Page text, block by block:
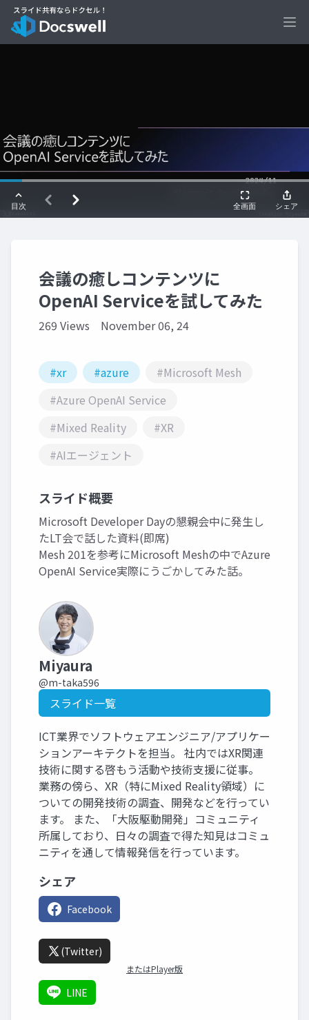
会議の癒しコンテンツに
OpenAI Serviceを試してみた
269 Views November 06, 24
#xr #azure
#Microsoft Mesh
#Azure OpenAI Service
#Mixed Reality
#XR
#AIエージェント
スライド概要
Microsoft Developer Dayの懇親会中に発生し
たLT会で話した資料(即席)
Mesh 201を参考にMicrosoft Meshの中でAzure
OpenAI Service実際にうごかしてみた話。
Miyaura
@m-taka596
スライド一覧
ICT業界でソフトウェアエンジニア/アプリケー
ションアーキテクトを担当。 社内ではXR関連
技術に関する啓もう活動や技術支援に従事。
業務の傍ら、XR（特にMixed Reality領域）に
ついての開発技術の調査、開発などを行ってい
ます。 また、「大阪駆動開発」コミュニティ
所属しており、日々の調査で得た知見はコミュ
ニティを通して情報発信を行っています。
シェア
Facebook
(Twitter)
またはPlayer版
LINE